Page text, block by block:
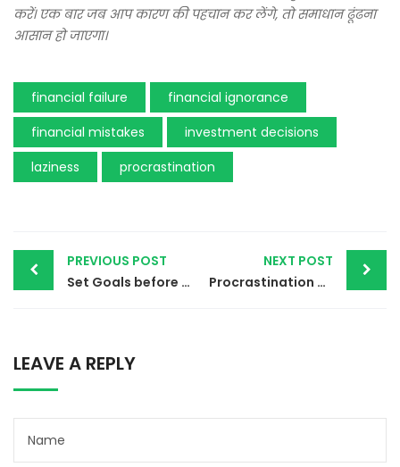
करें। एक बार जब आप कारण की पहचान कर लेंगे, तो समाधान ढूंढना
आसान हो जाएगा।
financial failure
financial ignorance
financial mistakes
investment decisions
laziness
procrastination
Post
navigation
PREVIOUS POST
Set Goals before Starting Investments
NEXT POST
Procrastination has a serious impact on your financial health
LEAVE A REPLY